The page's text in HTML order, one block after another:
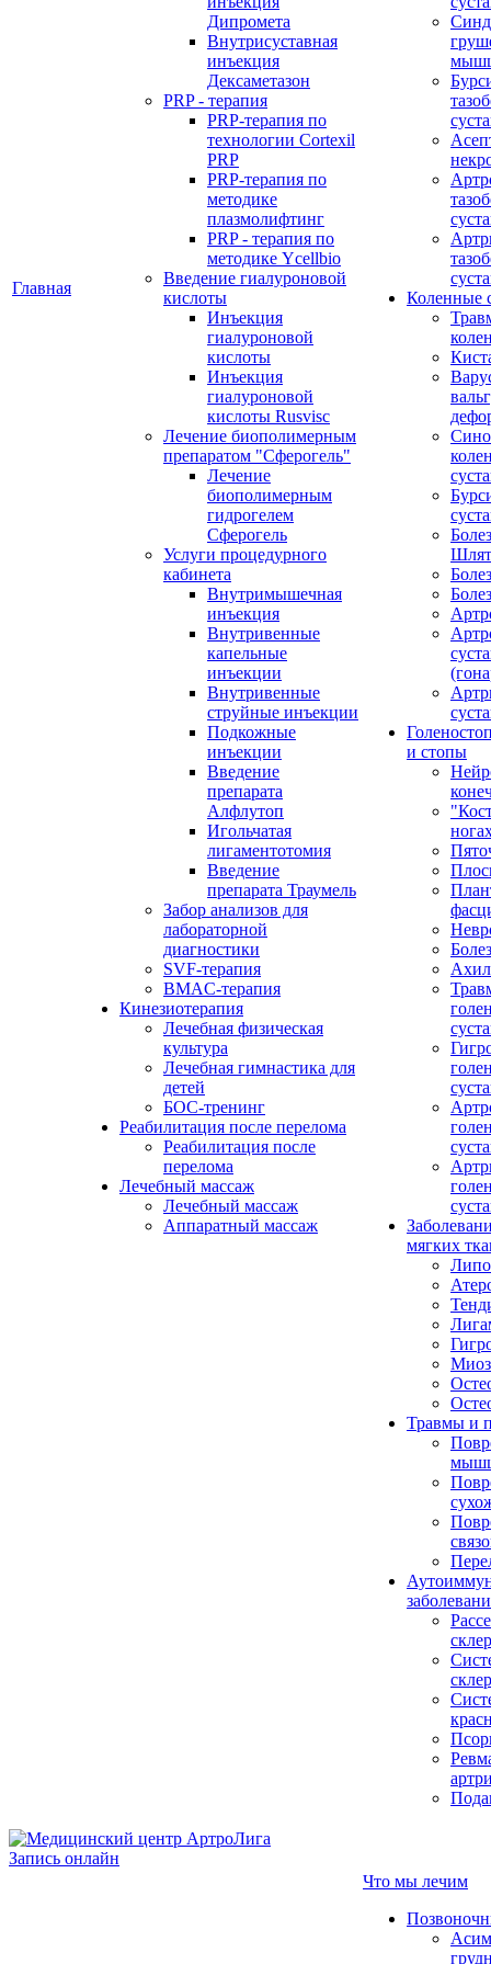
Главная
Дипромета
Внутрисуставная
инъекция
Дексаметазон
PRP - терапия
PRP-терапия по
технологии Cortexil
PRP
PRP-терапия по
методике
плазмолифтинг
PRP - терапия по
методике Ycellbio
Введение гиалуроновой
кислоты
Инъекция
гиалуроновой
кислоты
Инъекция
гиалуроновой
кислоты Rusvisc
Лечение биополимерным
препаратом "Сферогель"
Лечение
биополимерным
гидрогелем
Сферогель
Услуги процедурного
кабинета
Внутримышечная
инъекция
Внутривенные
капельные
инъекции
Внутривенные
струйные инъекции
Подкожные
инъекции
Введение
препарата
Алфлутоп
Игольчатая
лигаментотомия
Введение
препарата Траумель
Забор анализов для
лабораторной
диагностики
SVF-терапия
BMAC-терапия
Кинезиотерапия
Лечебная физическая
культура
Лечебная гимнастика для
детей
БОС-тренинг
Реабилитация после перелома
Реабилитация после
перелома
Лечебный массаж
Лечебный массаж
Аппаратный массаж
Коленные
и стопы
мягких
Травмы и
Запись онлайн
Что мы лечим